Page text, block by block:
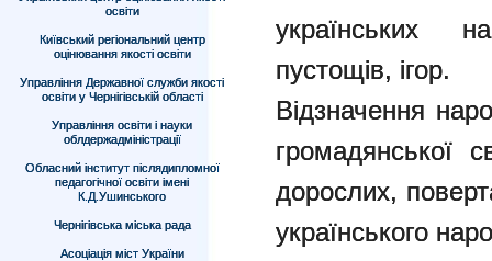
освіти
Київський регіональний центр
оцінювання якості освіти
Управління Державної служби якості
освіти у Чернігівській області
Управління освіти і науки
облдержадміністрації
Обласний інститут післядипломної
педагогічної освіти імені
К.Д.Ушинського
Чернігівська міська рада
Асоціація міст України
українських
пустощів, ігор.
Відзначення
громадянської
дорослих,
українського